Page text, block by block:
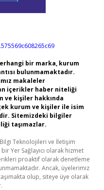
bir marka, kurum
bulunmamaktadır.
makaleler
içerikler haber niteliği
ve kişiler hakkında
kurum ve kişiler ile isim
Sitemizdeki bilgiler
taşımazlar.
Bilgi Teknolojileri ve İletişim
Yer Sağlayıcı olarak hizmet
proaktif olarak denetleme
Ancak, üyelerimiz
olup, siteye üye olarak